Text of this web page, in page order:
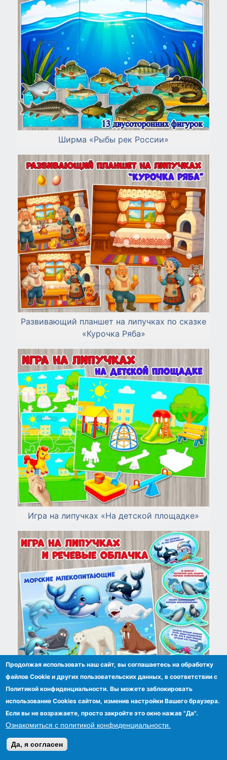
Ширма «Рыбы рек России»
Развивающий планшет на липучках по сказке
«Курочка Ряба»
Игра на липучках «На детской площадке»
19 февраля – Всемирный день защиты
морских млекопитающих.
Продолжая использовать наш сайт, вы соглашаетесь на обработку
файлов Сookie и других пользовательских данных, в соответствии с
Политикой конфиденциальности. Вы можете заблокировать
использование Cookies сайтом, изменив настройки Вашего браузера.
Если вы не возражаете, просто закройте это окно нажав "Да".
Ознакомиться с политикой конфиденциальности.
Да, я согласен